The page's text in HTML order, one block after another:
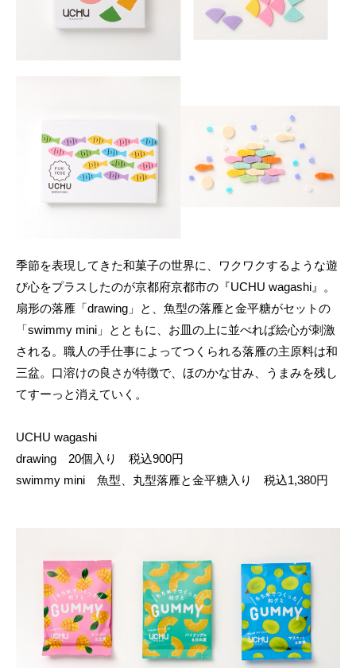
季節を表現してきた和菓子の世界に、ワクワクするような遊
び心をプラスしたのが京都府京都市の『UCHU wagashi』。
扇形の落雁「drawing」と、魚型の落雁と金平糖がセットの
「swimmy mini」とともに、お皿の上に並べれば絵心が刺激
される。職人の手仕事によってつくられる落雁の主原料は和
三盆。口溶けの良さが特徴で、ほのかな甘み、うまみを残し
てすーっと消えていく。
UCHU wagashi
drawing 20個入り 税込900円
swimmy mini 魚型、丸型落雁と金平糖入り 税込1,380円